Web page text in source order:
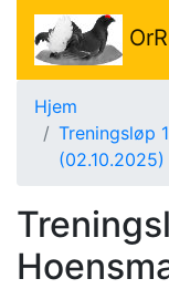
Hjem
Treningsløp
(02.10.2025)